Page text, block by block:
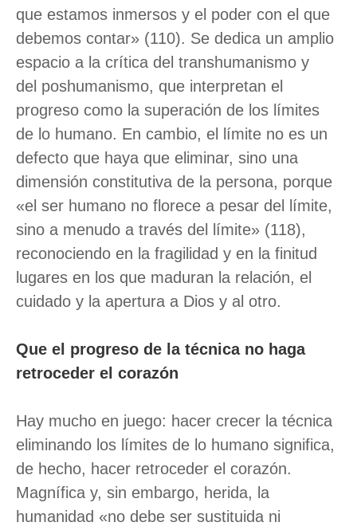
que estamos inmersos y el poder con el que
debemos contar» (110). Se dedica un amplio
espacio a la crítica del transhumanismo y
del poshumanismo, que interpretan el
progreso como la superación de los límites
de lo humano. En cambio, el límite no es un
defecto que haya que eliminar, sino una
dimensión constitutiva de la persona, porque
«el ser humano no florece a pesar del límite,
sino a menudo a través del límite» (118),
reconociendo en la fragilidad y en la finitud
lugares en los que maduran la relación, el
cuidado y la apertura a Dios y al otro.
Que el progreso de la técnica no haga
retroceder el corazón
Hay mucho en juego: hacer crecer la técnica
eliminando los límites de lo humano significa,
de hecho, hacer retroceder el corazón.
Magnífica y, sin embargo, herida, la
humanidad «no debe ser sustituida ni